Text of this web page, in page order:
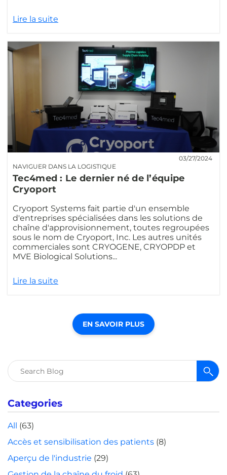
Lire la suite
NAVIGUER DANS LA LOGISTIQUE
03/27/2024
Tec4med : Le dernier né de l’équipe
Cryoport
Cryoport Systems fait partie d'un ensemble
d'entreprises spécialisées dans les solutions de
chaîne d'approvisionnement, toutes regroupées
sous le nom de Cryoport, Inc. Les autres unités
commerciales sont CRYOGENE, CRYOPDP et
MVE Biological Solutions...
Lire la suite
EN SAVOIR PLUS
Rechercher :
Categories
All (63)
Accès et sensibilisation des patients (8)
Aperçu de l'industrie (29)